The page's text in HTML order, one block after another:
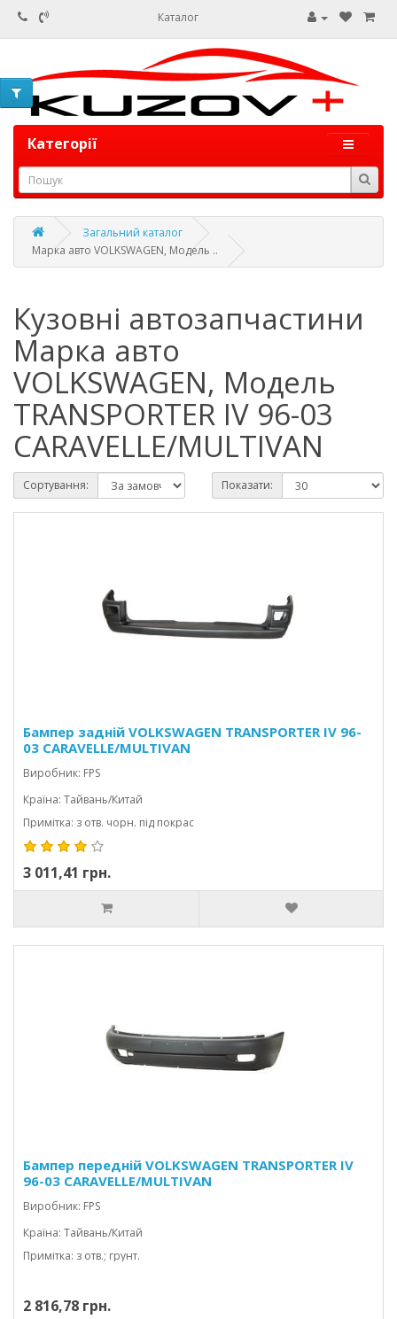
Каталог
Категорії
Загальний каталог
Марка авто VOLKSWAGEN, Модель ..
Кузовні автозапчастини
Марка авто
VOLKSWAGEN, Модель
TRANSPORTER IV 96-03
CARAVELLE/MULTIVAN
Сортування: Показати:
Бампер задній VOLKSWAGEN TRANSPORTER IV 96-
03 CARAVELLE/MULTIVAN
Виробник: FPS
Країна: Тайвань/Китай
Примітка: з отв. чорн. під покрас
3 011,41 грн.
Бампер передній VOLKSWAGEN TRANSPORTER IV
96-03 CARAVELLE/MULTIVAN
Виробник: FPS
Країна: Тайвань/Китай
Примітка: з отв.; грунт.
2 816,78 грн.